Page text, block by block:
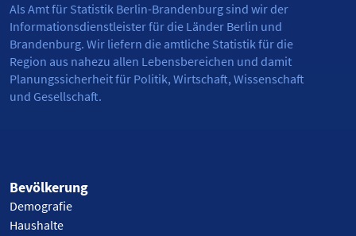
Als Amt für Statistik Berlin-Brandenburg sind wir der
Informationsdienstleister für die Länder Berlin und
Brandenburg. Wir liefern die amtliche Statistik für die
Region aus nahezu allen Lebensbereichen und damit
Planungssicherheit für Politik, Wirtschaft, Wissenschaft
und Gesellschaft.
Bevölkerung
Demografie
Haushalte